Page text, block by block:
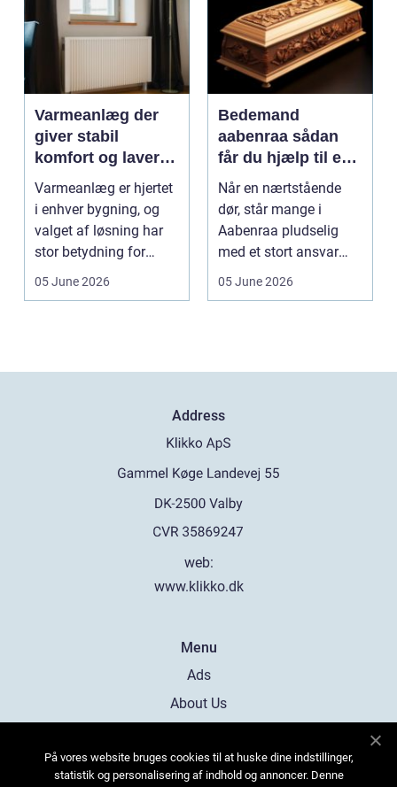
Varmeanlæg der
giver stabil
komfort og lavere
energiregning
Varmeanlæg er hjertet
i enhver bygning, og
valget af løsning har
stor betydning for
b&a...
05 June 2026
Bedemand
aabenraa sådan
får du hjælp til en
værdig afsked
Når en nærtstående
dør, står mange i
Aabenraa pludselig
med et stort ansvar
midt i sorgen.
05 June 2026
Address
web:
www.klikko.dk
Menu
Ads
About Us
Contact
På vores website bruges cookies til at huske dine indstillinger,
statistik og personalisering af indhold og annoncer. Denne